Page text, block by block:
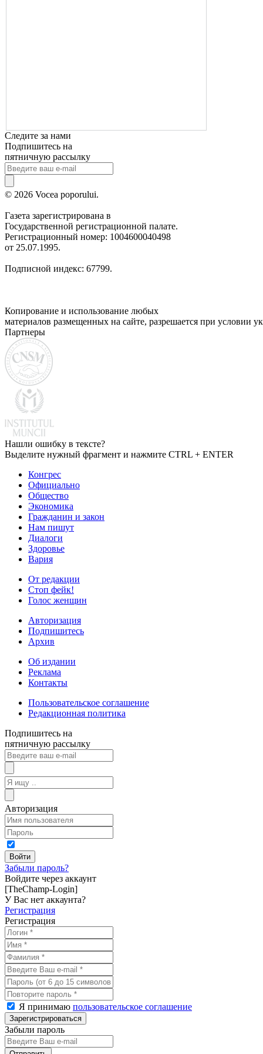
Следите за нами
Подпишитесь на
пятничную рассылку
© 2026 Vocea poporului.
Газета зарегистрирована в
Государственной регистрационной палате.
Регистрационный номер: 1004600040498
от 25.07.1995.
Подписной индекс: 67799.
Копирование и использование любых
материалов размещенных на сайте, разрешается при условии
Партнеры
Нашли ошибку в тексте?
Выделите нужный фрагмент и нажмите CTRL + ENTER
Конгрес
Официально
Общество
Экономика
Гражданин и закон
Нам пишут
Диалоги
Здоровье
Вария
От редакции
Стоп фейк!
Голос женщин
Авторизация
Подпишитесь
Архив
Об издании
Реклама
Контакты
Пользовательское соглашение
Редакционная политика
Подпишитесь на
пятничную рассылку
Авторизация
Забыли пароль?
Войдите через аккаунт
[TheChamp-Login]
У Вас нет аккаунта?
Регистрация
Регистрация
Я принимаю пользовательское соглашение
Забыли пароль